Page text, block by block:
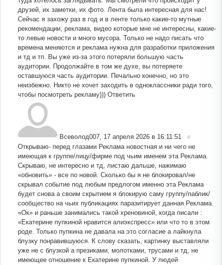
друзей, их заметки, их фото. Лента была интересная для нас!
Сейчас я захожу раз в год и в ленте только какие-то мутные
рекомендации, реклама, видео которые мне не интересны, какие-
то левые новости и много мусора. Только не надо писать что
времена меняются и реклама нужна для разработки приложения
и тд и тп. Вы уже из-за этого потеряли большую часть
аудитории. Продолжайте в том же духе, вы потеряете
оставшуюся часть аудитории. Печально конечно, но это
неизбежно. Никто не хочет заходить в одноклассники ради того,
чтобы посмотреть рекламу))) Ответить
Всеволод007 17 апреля 2026 в 16:11:51 #
Открываю- перед глазами Реклама новостная и ни чего не
имеющая к группе/лицу/фирме под чьим именем эта Реклама.
Скрываю, не интересно и тд, листаю дальше, нажимаю
«обновить» - все по новой. Сколько бы я не блокировал/не
скрывал событие под любым предлогом именно эта Реклама
будет снова а своим скрытием я блокирую саму группу/паблик/
сообщество на чьих публикациях паразитирует данная Реклама.
«Ок» и раньше занимались такой хреновиной, когда писали :
«Екатерине пупкиной нравится алиэкспресс» или что то в этом
роде. Только пупкина не давала на это согласие а лайкнула
блузку понравившуюся. К слову сказать, картинку выставляли
уже не с блузкой а презиками, молотками, трусами и тд, не
имеющее отношение к Екатерине пупкиной. У людей